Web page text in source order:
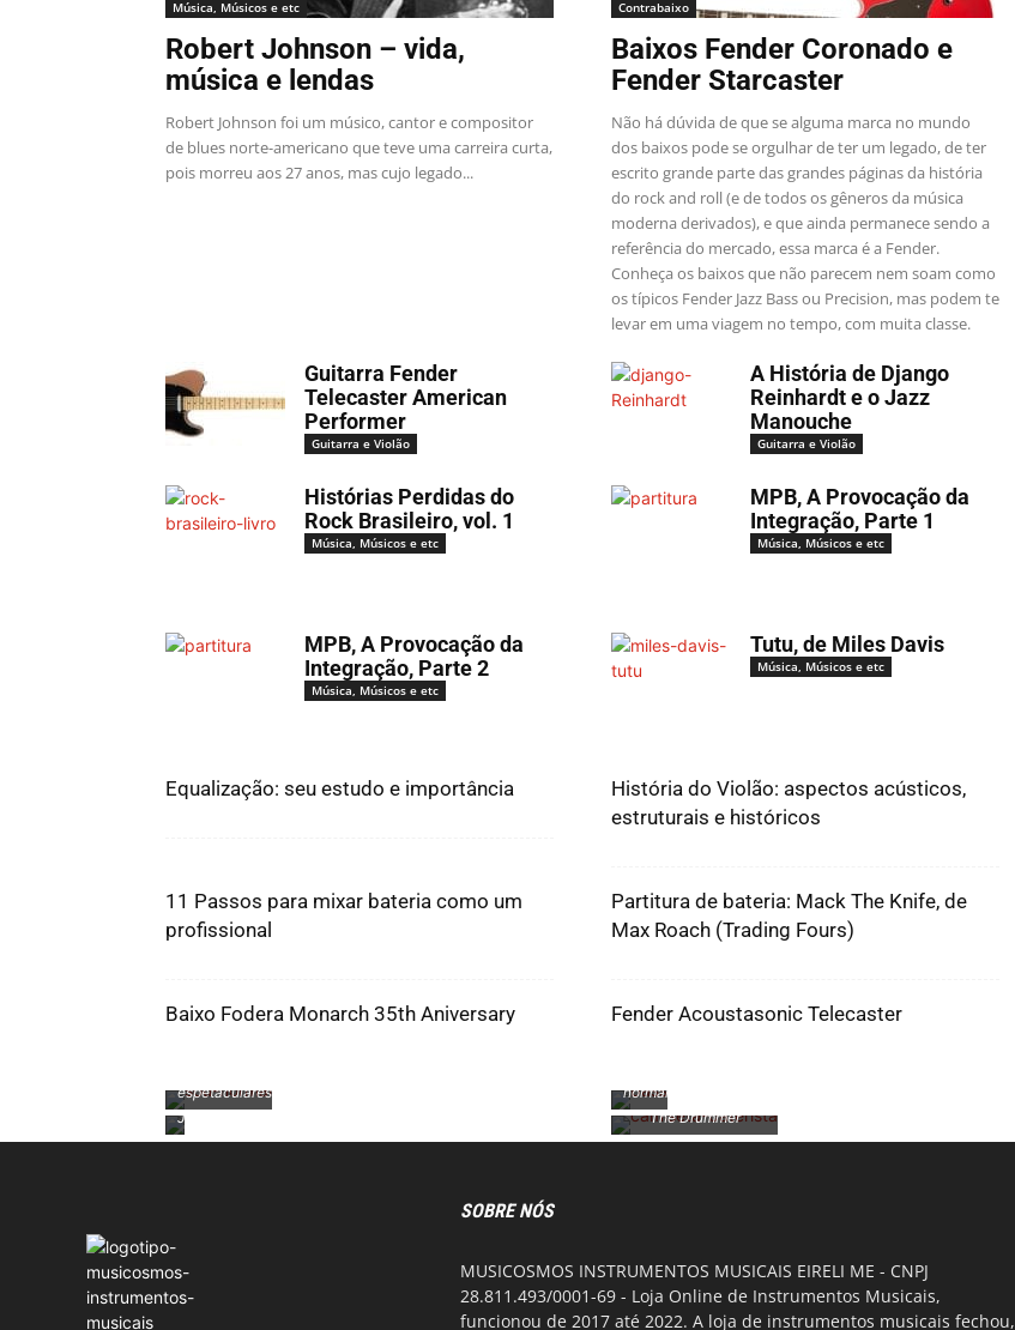
Música, Músicos e etc
Robert Johnson – vida,
música e lendas
Robert Johnson foi um músico, cantor e compositor
de blues norte-americano que teve uma carreira curta,
pois morreu aos 27 anos, mas cujo legado...
Contrabaixo
Baixos Fender Coronado e
Fender Starcaster
Não há dúvida de que se alguma marca no mundo
dos baixos pode se orgulhar de ter um legado, de ter
escrito grande parte das grandes páginas da história
do rock and roll (e de todos os gêneros da música
moderna derivados), e que ainda permanece sendo a
referência do mercado, essa marca é a Fender.
Conheça os baixos que não parecem nem soam como
os típicos Fender Jazz Bass ou Precision, mas podem te
levar em uma viagem no tempo, com muita classe.
Guitarra Fender
Telecaster American
Performer
Guitarra e Violão
A História de Django
Reinhardt e o Jazz
Manouche
Guitarra e Violão
Histórias Perdidas do
Rock Brasileiro, vol. 1
Música, Músicos e etc
MPB, A Provocação da
Integração, Parte 1
Música, Músicos e etc
MPB, A Provocação da
Integração, Parte 2
Música, Músicos e etc
Tutu, de Miles Davis
Música, Músicos e etc
Equalização: seu estudo e importância
História do Violão: aspectos acústicos,
estruturais e históricos
11 Passos para mixar bateria como um
profissional
Partitura de bateria: Mack The Knife, de
Max Roach (Trading Fours)
Baixo Fodera Monarch 35th Aniversary Fender Acoustasonic Telecaster
Conheça
espetaculares
normal
Jazz...
The Drummer
SOBRE NÓS
MUSICOSMOS INSTRUMENTOS MUSICAIS EIRELI ME - CNPJ
28.811.493/0001-69 - Loja Online de Instrumentos Musicais,
funcionou de 2017 até 2022. A loja de instrumentos musicais fechou,